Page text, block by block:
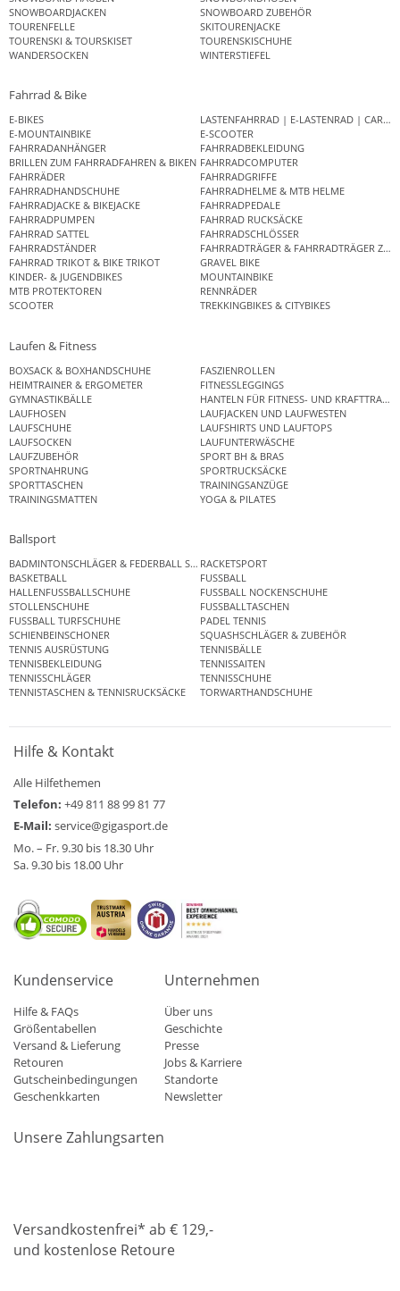
SNOWBOARDJACKEN
SNOWBOARD ZUBEHÖR
TOURENFELLE
SKITOURENJACKE
TOURENSKI & TOURSKISET
TOURENSKISCHUHE
WANDERSOCKEN
WINTERSTIEFEL
Fahrrad & Bike
E-BIKES
LASTENFAHRRAD | E-LASTENRAD |
E-MOUNTAINBIKE
E-SCOOTER
FAHRRADANHÄNGER
FAHRRADBEKLEIDUNG
BRILLEN ZUM FAHRRADFAHREN & BIKEN FAHRRADCOMPUTER
FAHRRÄDER
FAHRRADGRIFFE
FAHRRADHANDSCHUHE
FAHRRADHELME & MTB HELME
FAHRRADJACKE & BIKEJACKE
FAHRRADPEDALE
FAHRRADPUMPEN
FAHRRAD RUCKSÄCKE
FAHRRAD SATTEL
FAHRRADSCHLÖSSER
FAHRRADSTÄNDER
FAHRRADTRÄGER & FAHRRADTRÄGER
FAHRRAD TRIKOT & BIKE TRIKOT
GRAVEL BIKE
KINDER- & JUGENDBIKES
MOUNTAINBIKE
MTB PROTEKTOREN
RENNRÄDER
SCOOTER
TREKKINGBIKES & CITYBIKES
Laufen & Fitness
BOXSACK & BOXHANDSCHUHE
FASZIENROLLEN
HEIMTRAINER & ERGOMETER
FITNESSLEGGINGS
GYMNASTIKBÄLLE
HANTELN FÜR FITNESS- UND
LAUFHOSEN
LAUFJACKEN UND LAUFWESTEN
LAUFSCHUHE
LAUFSHIRTS UND LAUFTOPS
LAUFSOCKEN
LAUFUNTERWÄSCHE
LAUFZUBEHÖR
SPORT BH & BRAS
SPORTNAHRUNG
SPORTRUCKSÄCKE
SPORTTASCHEN
TRAININGSANZÜGE
TRAININGSMATTEN
YOGA & PILATES
Ballsport
BADMINTONSCHLÄGER & FEDERBALL SETSRACKETSPORT
BASKETBALL
FUSSBALL
HALLENFUSSBALLSCHUHE
FUSSBALL NOCKENSCHUHE
STOLLENSCHUHE
FUSSBALLTASCHEN
FUSSBALL TURFSCHUHE
PADEL TENNIS
SCHIENBEINSCHONER
SQUASHSCHLÄGER & ZUBEHÖR
TENNIS AUSRÜSTUNG
TENNISBÄLLE
TENNISBEKLEIDUNG
TENNISSAITEN
TENNISSCHLÄGER
TENNISSCHUHE
TENNISTASCHEN & TENNISRUCKSÄCKE
TORWARTHANDSCHUHE
Hilfe & Kontakt
Alle Hilfethemen
Telefon: +49 811 88 99 81 77
E-Mail: service@gigasport.de
Mo. – Fr. 9.30 bis 18.30 Uhr
Sa. 9.30 bis 18.00 Uhr
Kundenservice
Hilfe & FAQs
Größentabellen
Versand & Lieferung
Retouren
Gutscheinbedingungen
Geschenkkarten
Unternehmen
Über uns
Geschichte
Presse
Jobs & Karriere
Standorte
Newsletter
Unsere Zahlungsarten
Versandkostenfrei* ab € 129,-
und kostenlose Retoure